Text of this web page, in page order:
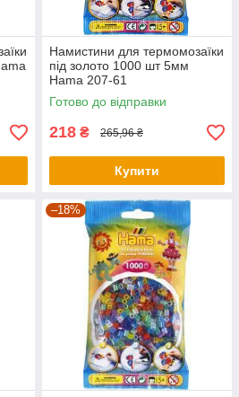
Намистини для термомозаїки
під золото 1000 шт 5мм
Hama 207-61
Готово до відправки
218 ₴ 265,96 ₴
Купити
–18%